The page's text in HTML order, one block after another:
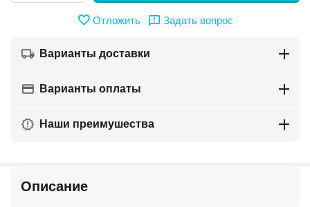
Отложить Задать вопрос
Варианты доставки
Варианты оплаты
Наши преимушества
Описание